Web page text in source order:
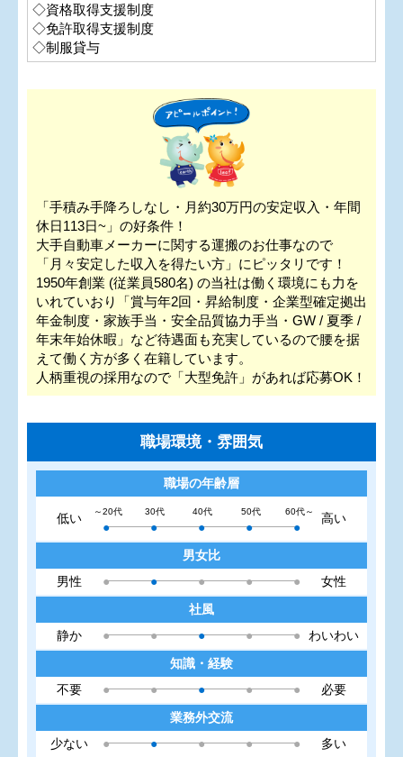
◇資格取得支援制度
◇免許取得支援制度
◇制服貸与
「手積み手降ろしなし・月約30万円の安定収入・年間
休日113日~」の好条件！
大手自動車メーカーに関する運搬のお仕事なので
「月々安定した収入を得たい方」にピッタリです！
1950年創業 (従業員580名) の当社は働く環境にも力を
いれていおり「賞与年2回・昇給制度・企業型確定拠出
年金制度・家族手当・安全品質協力手当・GW / 夏季 /
年末年始休暇」など待遇面も充実しているので腰を据
えて働く方が多く在籍しています。
人柄重視の採用なので「大型免許」があれば応募OK！
職場環境・雰囲気
職場の年齢層
低い
～20代
●
30代
●
40代
●
50代
●
60代～
●
高い
男女比
男性
● ● ● ● ● 女性
社風
静か
● ● ● ● ● わいわい
知識・経験
不要
● ● ● ● ● 必要
業務外交流
少ない
● ● ● ● ● 多い